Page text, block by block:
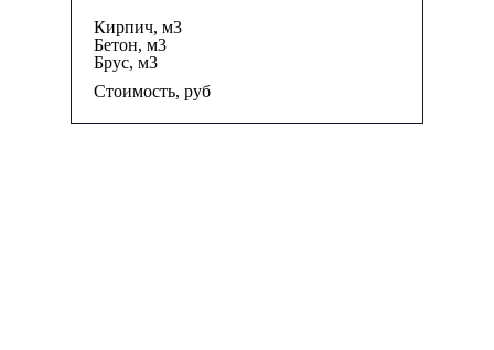
Кирпич, м3
Бетон, м3
Брус, м3
Стоимость, руб